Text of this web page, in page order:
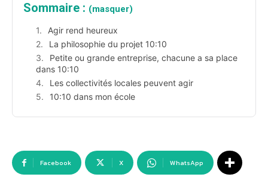
Sommaire : (masquer)
Agir rend heureux
La philosophie du projet 10:10
Petite ou grande entreprise, chacune a sa place
dans 10:10
Les collectivités locales peuvent agir
10:10 dans mon école
Facebook X WhatsApp